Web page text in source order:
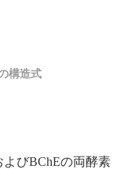
構造式
びBChEの両酵素